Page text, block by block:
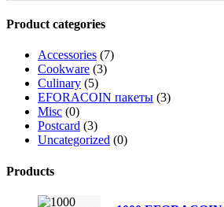
Product categories
Accessories (7)
Cookware (3)
Culinary (5)
EFORACOIN пакеты (3)
Misc (0)
Postcard (3)
Uncategorized (0)
Products